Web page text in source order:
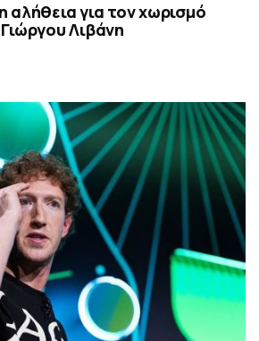
αλήθεια για τον χωρισμό
Λιβάνη